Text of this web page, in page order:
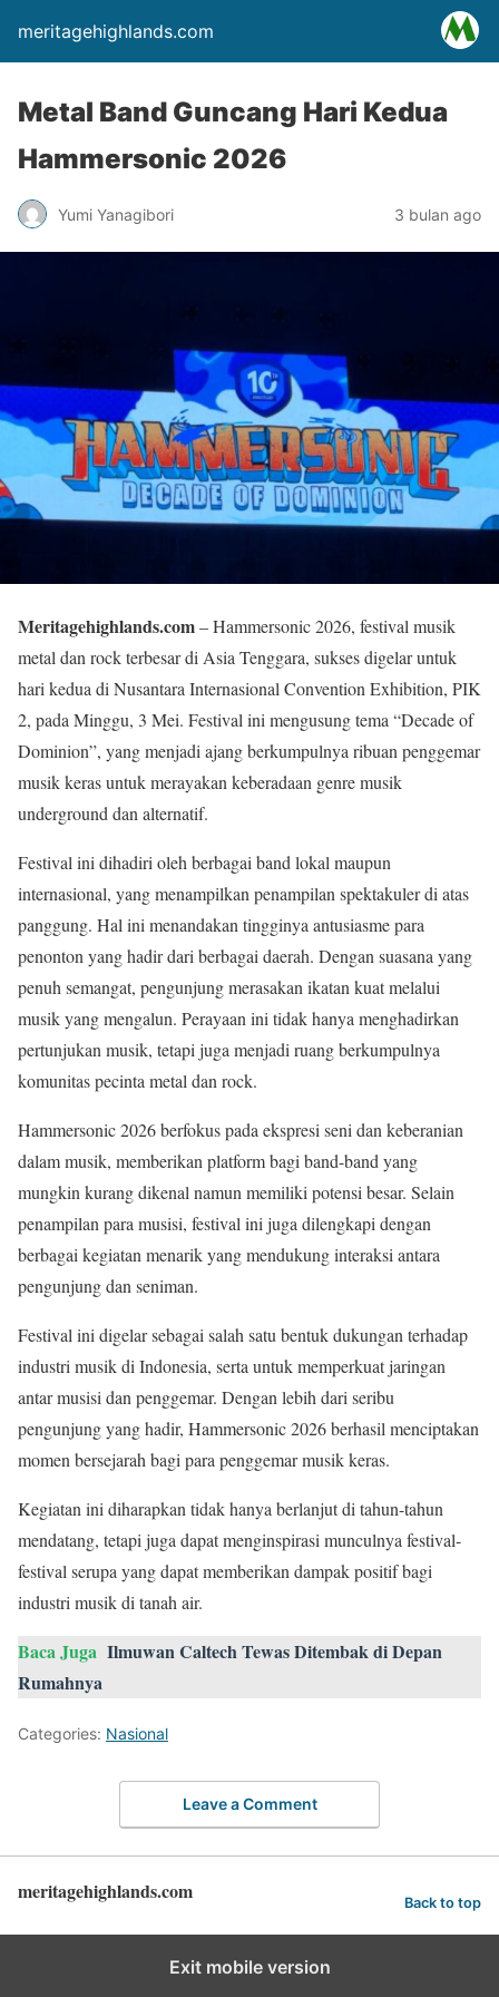
meritagehighlands.com
Metal Band Guncang Hari Kedua
Hammersonic 2026
Yumi Yanagibori 3 bulan ago
Meritagehighlands.com– Hammersonic 2026, festival musik
metal dan rock terbesar di Asia Tenggara, sukses digelar untuk
hari kedua di Nusantara Internasional Convention Exhibition, PIK
2, pada Minggu, 3 Mei. Festival ini mengusung tema “Decade of
Dominion”, yang menjadi ajang berkumpulnya ribuan penggemar
musik keras untuk merayakan keberadaan genre musik
underground dan alternatif.
Festival ini dihadiri oleh berbagai band lokal maupun
internasional, yang menampilkan penampilan spektakuler di atas
panggung. Hal ini menandakan tingginya antusiasme para
penonton yang hadir dari berbagai daerah. Dengan suasana yang
penuh semangat, pengunjung merasakan ikatan kuat melalui
musik yang mengalun. Perayaan ini tidak hanya menghadirkan
pertunjukan musik, tetapi juga menjadi ruang berkumpulnya
komunitas pecinta metal dan rock.
Hammersonic 2026 berfokus pada ekspresi seni dan keberanian
dalam musik, memberikan platform bagi band-band yang
mungkin kurang dikenal namun memiliki potensi besar. Selain
penampilan para musisi, festival ini juga dilengkapi dengan
berbagai kegiatan menarik yang mendukung interaksi antara
pengunjung dan seniman.
Festival ini digelar sebagai salah satu bentuk dukungan terhadap
industri musik di Indonesia, serta untuk memperkuat jaringan
antar musisi dan penggemar. Dengan lebih dari seribu
pengunjung yang hadir, Hammersonic 2026 berhasil menciptakan
momen bersejarah bagi para penggemar musik keras.
Kegiatan ini diharapkan tidak hanya berlanjut di tahun-tahun
mendatang, tetapi juga dapat menginspirasi munculnya festival-
festival serupa yang dapat memberikan dampak positif bagi
industri musik di tanah air.
Baca Juga Ilmuwan Caltech Tewas Ditembak di Depan
Rumahnya
Categories: Nasional
Leave a Comment
meritagehighlands.com Back to top
Exit mobile version